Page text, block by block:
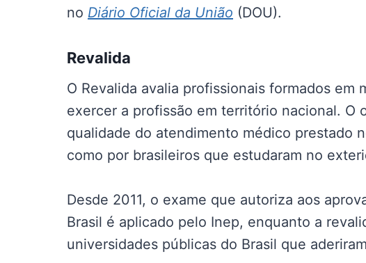
no Diário Oficial da União (DOU).
Revalida
O Revalida avalia profissionais formados em
exercer a profissão em território nacional. O
qualidade do atendimento médico prestado
como por brasileiros que estudaram no
Desde 2011, o exame que autoriza aos
Brasil é aplicado pelo Inep, enquanto a
universidades públicas do Brasil que